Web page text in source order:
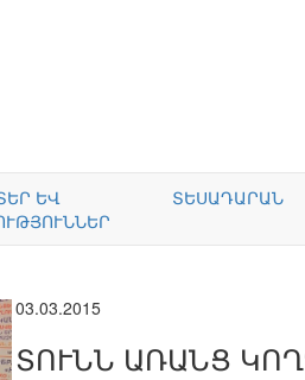
ԵՎ
ՏԵՍԱԴԱՐԱՆ
03.03.2015
ՏՈՒՆՆ ԱՌԱՆՑ